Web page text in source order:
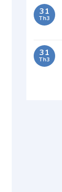
31
Th3
31
Th3